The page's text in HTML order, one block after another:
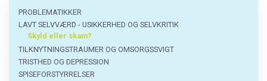
Problematikker
PROBLEMATIKKER
LAVT SELVVÆRD - USIKKERHED OG SELVKRITIK
Skyld eller skam?
TILKNYTNINGSTRAUMER OG OMSORGSSVIGT
TRISTHED OG DEPRESSION
SPISEFORSTYRRELSER